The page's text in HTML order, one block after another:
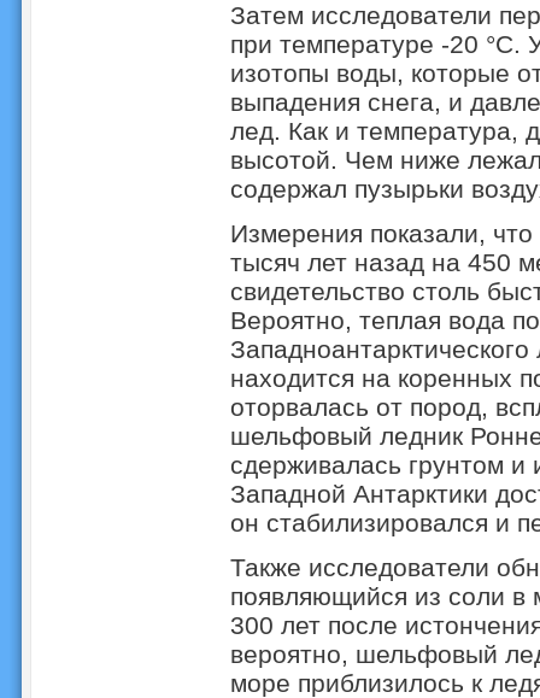
Затем исследователи
при температуре -20
изотопы воды, которые
выпадения снега, и
лед. Как и температура,
высотой. Чем ниже
содержал пузырьки
Измерения показали,
тысяч лет назад на 450
свидетельство столь
Вероятно, теплая вода
находится на коренных
оторвалась от пород,
шельфовый ледник
сдерживалась грунтом и
Западной Антарктики
он стабилизировался и
Также исследователи
появляющийся из соли в
300 лет после
вероятно, шельфовый
море приблизилось к